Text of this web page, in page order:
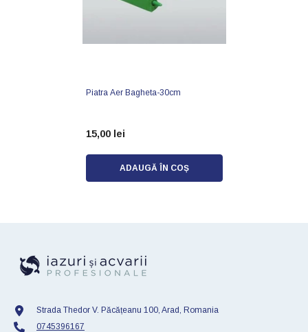
Piatra Aer Bagheta-30cm
15,00 lei
ADAUGĂ ÎN COȘ
Strada Thedor V. Păcățeanu 100, Arad, Romania
0745396167